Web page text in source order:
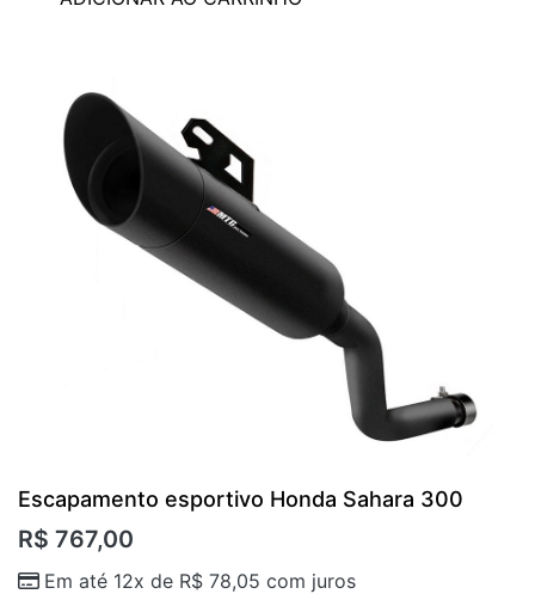
Escapamento esportivo Honda Sahara 300
R$ 767,00
Em até 12x de R$ 78,05 com juros